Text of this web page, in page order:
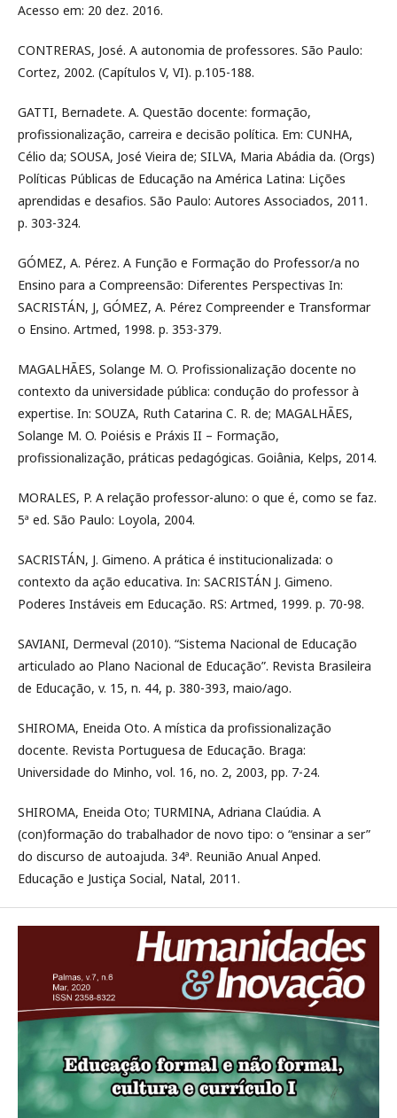
Acesso em: 20 dez. 2016.
CONTRERAS, José. A autonomia de professores. São Paulo:
Cortez, 2002. (Capítulos V, VI). p.105-188.
GATTI, Bernadete. A. Questão docente: formação,
profissionalização, carreira e decisão política. Em: CUNHA,
Célio da; SOUSA, José Vieira de; SILVA, Maria Abádia da. (Orgs)
Políticas Públicas de Educação na América Latina: Lições
aprendidas e desafios. São Paulo: Autores Associados, 2011.
p. 303-324.
GÓMEZ, A. Pérez. A Função e Formação do Professor/a no
Ensino para a Compreensão: Diferentes Perspectivas In:
SACRISTÁN, J, GÓMEZ, A. Pérez Compreender e Transformar
o Ensino. Artmed, 1998. p. 353-379.
MAGALHÃES, Solange M. O. Profissionalização docente no
contexto da universidade pública: condução do professor à
expertise. In: SOUZA, Ruth Catarina C. R. de; MAGALHÃES,
Solange M. O. Poiésis e Práxis II – Formação,
profissionalização, práticas pedagógicas. Goiânia, Kelps, 2014.
MORALES, P. A relação professor-aluno: o que é, como se faz.
5ª ed. São Paulo: Loyola, 2004.
SACRISTÁN, J. Gimeno. A prática é institucionalizada: o
contexto da ação educativa. In: SACRISTÁN J. Gimeno.
Poderes Instáveis em Educação. RS: Artmed, 1999. p. 70-98.
SAVIANI, Dermeval (2010). “Sistema Nacional de Educação
articulado ao Plano Nacional de Educação”. Revista Brasileira
de Educação, v. 15, n. 44, p. 380-393, maio/ago.
SHIROMA, Eneida Oto. A mística da profissionalização
docente. Revista Portuguesa de Educação. Braga:
Universidade do Minho, vol. 16, no. 2, 2003, pp. 7-24.
SHIROMA, Eneida Oto; TURMINA, Adriana Claúdia. A
(con)formação do trabalhador de novo tipo: o “ensinar a ser”
do discurso de autoajuda. 34ª. Reunião Anual Anped.
Educação e Justiça Social, Natal, 2011.